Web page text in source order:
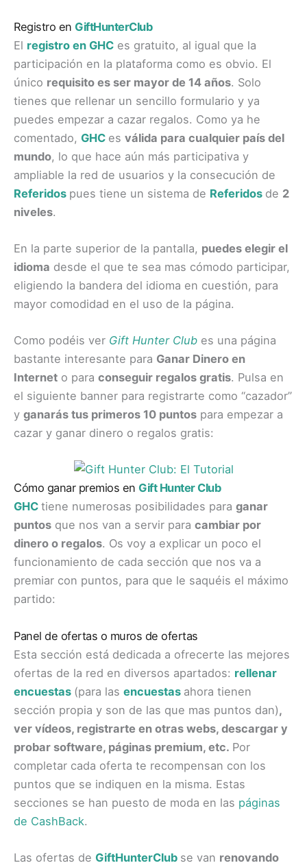
Registro enGiftHunterClub
El registro en GHC es gratuito, al igual que la
participación en la plataforma como es obvio. El
único requisito es ser mayor de 14 años. Solo
tienes que rellenar un sencillo formulario y ya
puedes empezar a cazar regalos. Como ya he
comentado, GHC es válida para cualquier país del
mundo, lo que hace aún más participativa y
ampliable la red de usuarios y la consecución de
Referidos pues tiene un sistema de Referidos de 2
niveles.
En la parte superior de la pantalla, puedes elegir el
idioma desde el que te sea mas cómodo participar,
eligiendo la bandera del idioma en cuestión, para
mayor comodidad en el uso de la página.
Como podéis ver Gift Hunter Club es una página
bastante interesante para Ganar Dinero en
Internet o para conseguir regalos gratis. Pulsa en
el siguiente banner para registrarte como “cazador”
y ganarás tus primeros 10 puntos para empezar a
cazar y ganar dinero o regalos gratis:
Cómo ganar premios enGift Hunter Club
GHC tiene numerosas posibilidades para ganar
puntos que nos van a servir para cambiar por
dinero o regalos. Os voy a explicar un poco el
funcionamiento de cada sección que nos va a
premiar con puntos, para que le saquéis el máximo
partido:
Panel de ofertas o muros de ofertas
Esta sección está dedicada a ofrecerte las mejores
ofertas de la red en diversos apartados: rellenar
encuestas (para las encuestas ahora tienen
sección propia y son de las que mas puntos dan),
ver vídeos, registrarte en otras webs, descargar y
probar software, páginas premium, etc. Por
completar cada oferta te recompensan con los
puntos que se indiquen en la misma. Estas
secciones se han puesto de moda en las páginas
de CashBack.
Las ofertas de GiftHunterClub se van renovando